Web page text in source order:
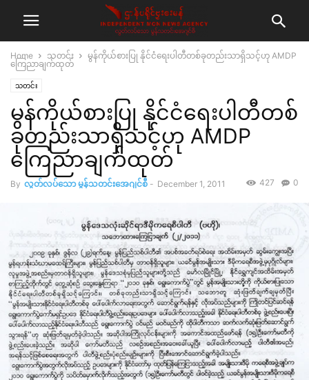
Home သတင်း
မွန်ကိုယ်စားပြု နိုင်ငံရေးပါတီတစ်ခုတည်းသာရှိသင့်ဟု AMDP
ကြေညာချက်ထုတ်
သတင်း
မွန်ကိုယ်စားပြု နိုင်ငံရေးပါတီတစ်
ခုတည်းသာရှိသင့်ဟု AMDP
ကြေညာချက်ထုတ်
By လွတ်လပ်သော မွန်သတင်းအေဂျင်စီ - December 1, 2011 0
427